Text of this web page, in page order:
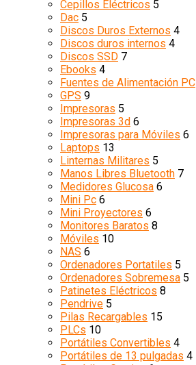
Cepillos Eléctricos 5
Dac 5
Discos Duros Externos 4
Discos duros internos 4
Discos SSD 7
Ebooks 4
Fuentes de Alimentación PC
GPS 9
Impresoras 5
Impresoras 3d 6
Impresoras para Móviles 6
Laptops 13
Linternas Militares 5
Manos Libres Bluetooth 7
Medidores Glucosa 6
Mini Pc 6
Mini Proyectores 6
Monitores Baratos 8
Móviles 10
NAS 6
Ordenadores Portatiles 5
Ordenadores Sobremesa 5
Patinetes Eléctricos 8
Pendrive 5
Pilas Recargables 15
PLCs 10
Portátiles Convertibles 4
Portátiles de 13 pulgadas 4